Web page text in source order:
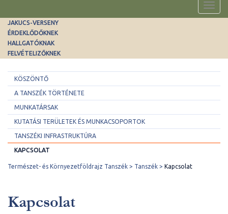
JAKUCS-VERSENY
ÉRDEKLŐDŐKNEK
HALLGATÓKNAK
FELVÉTELIZŐKNEK
KÖSZÖNTŐ
A TANSZÉK TÖRTÉNETE
MUNKATÁRSAK
KUTATÁSI TERÜLETEK ÉS MUNKACSOPORTOK
TANSZÉKI INFRASTRUKTÚRA
KAPCSOLAT
Természet- és Környezetföldrajz Tanszék Tanszék Kapcsolat
Kapcsolat